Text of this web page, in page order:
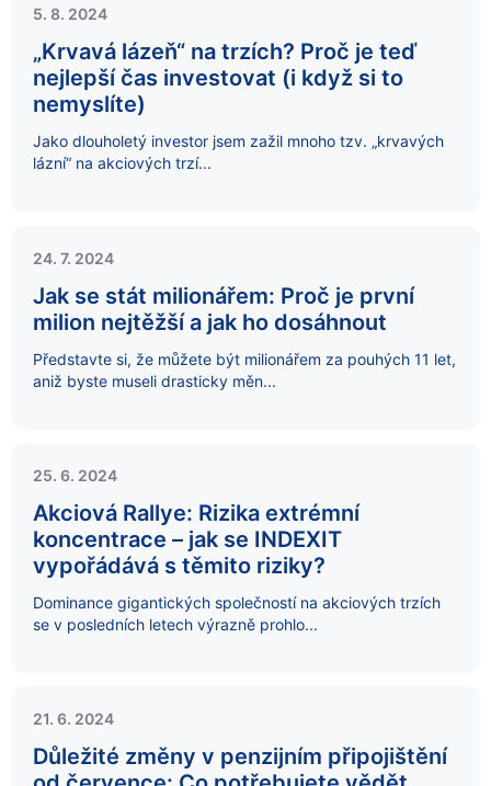
5. 8. 2024
„Krvavá lázeň“ na trzích? Proč je teď
nejlepší čas investovat (i když si to
nemyslíte)
Jako dlouholetý investor jsem zažil mnoho tzv. „krvavých
lázní“ na akciových trzí...
24. 7. 2024
Jak se stát milionářem: Proč je první
milion nejtěžší a jak ho dosáhnout
Představte si, že můžete být milionářem za pouhých 11 let,
aniž byste museli drasticky měn...
25. 6. 2024
Akciová Rallye: Rizika extrémní
koncentrace – jak se INDEXIT
vypořádává s těmito riziky?
Dominance gigantických společností na akciových trzích
se v posledních letech výrazně prohlo...
21. 6. 2024
Důležité změny v penzijním připojištění